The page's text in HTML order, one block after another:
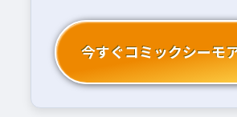
今すぐコミックシーモ